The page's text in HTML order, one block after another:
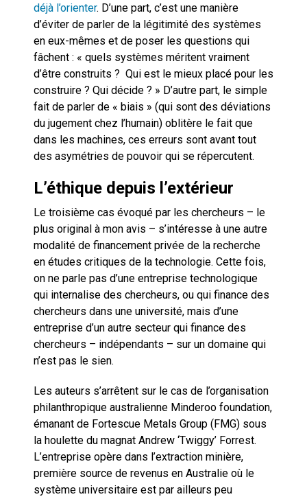
déjà l’orienter. D’une part, c’est une manière
d’éviter de parler de la légitimité des systèmes
en eux-mêmes et de poser les questions qui
fâchent : « quels systèmes méritent vraiment
d’être construits ? Qui est le mieux placé pour les
construire ? Qui décide ? » D’autre part, le simple
fait de parler de « biais » (qui sont des déviations
du jugement chez l’humain) oblitère le fait que
dans les machines, ces erreurs sont avant tout
des asymétries de pouvoir qui se répercutent.
L’éthique depuis l’extérieur
Le troisième cas évoqué par les chercheurs – le
plus original à mon avis – s’intéresse à une autre
modalité de financement privée de la recherche
en études critiques de la technologie. Cette fois,
on ne parle pas d’une entreprise technologique
qui internalise des chercheurs, ou qui finance des
chercheurs dans une université, mais d’une
entreprise d’un autre secteur qui finance des
chercheurs – indépendants – sur un domaine qui
n’est pas le sien.
Les auteurs s’arrêtent sur le cas de l’organisation
philanthropique australienne Minderoo foundation,
émanant de Fortescue Metals Group (FMG) sous
la houlette du magnat Andrew ‘Twiggy’ Forrest.
L’entreprise opère dans l’extraction minière,
première source de revenus en Australie où le
système universitaire est par ailleurs peu